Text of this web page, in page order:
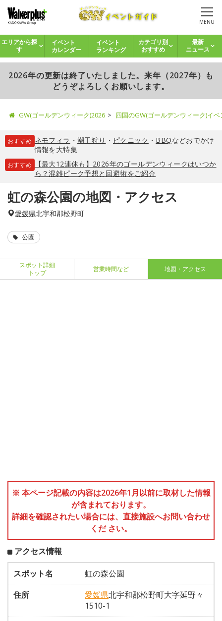
MENU
エリアから探
す
イベント
カレンダー
イベント
ランキング
カテゴリ別
おすすめ
最新
ニュース
2026年の更新は終了いたしました。来年（2027年）も
どうぞよろしくお願いします。
GW(ゴールデンウィーク)2026 四国のGW(ゴールデンウィーク)イ
おすすめ ネモフィラ ・ 潮干狩り ・ ピクニック ・ BBQなどおでかけ
情報を大特集
おすすめ
【最大12連休も】2026年のゴールデンウィークはいつか
ら？混雑ピーク予想と回避術をご紹介
虹の森公園の地図・アクセス
愛媛県北宇和郡松野町
公園
スポット詳細
トップ
営業時間など 地図・アクセス
※ 本ページ記載の内容は2026年1月以前に取材した情報
が含まれております。
詳細を確認されたい場合には、直接施設へお問い合わせ
くだ さい。
アクセス情報
スポット名
虹の森公園
住所
愛媛県北宇和郡松野町大字延野々
1510-1